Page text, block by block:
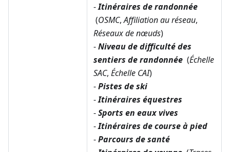
-Itinéraires de randonnée
(OSMC,Affiliation au réseau,
Réseaux de nœuds)
-Niveau de difficulté des
sentiers de randonnée (Échelle
SAC, Échelle CAI)
-Pistes de ski
-Itinéraires équestres
-Sports en eaux vives
-Itinéraires de course à pied
-Parcours de santé